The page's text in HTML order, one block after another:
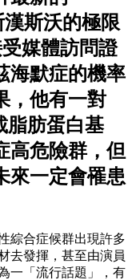
斯沃的極限
媒體訪問證
海默症的機率
，他有一對
脂肪蛋白基
高危險群，但
來一定會罹患
綜合症候群出現許多
去發揮，甚至由演員
一「流行話題」，有